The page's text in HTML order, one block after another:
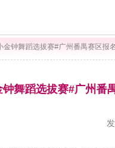
金钟舞蹈选拔赛#广州番禺赛区报
舞蹈选拔赛#广州番